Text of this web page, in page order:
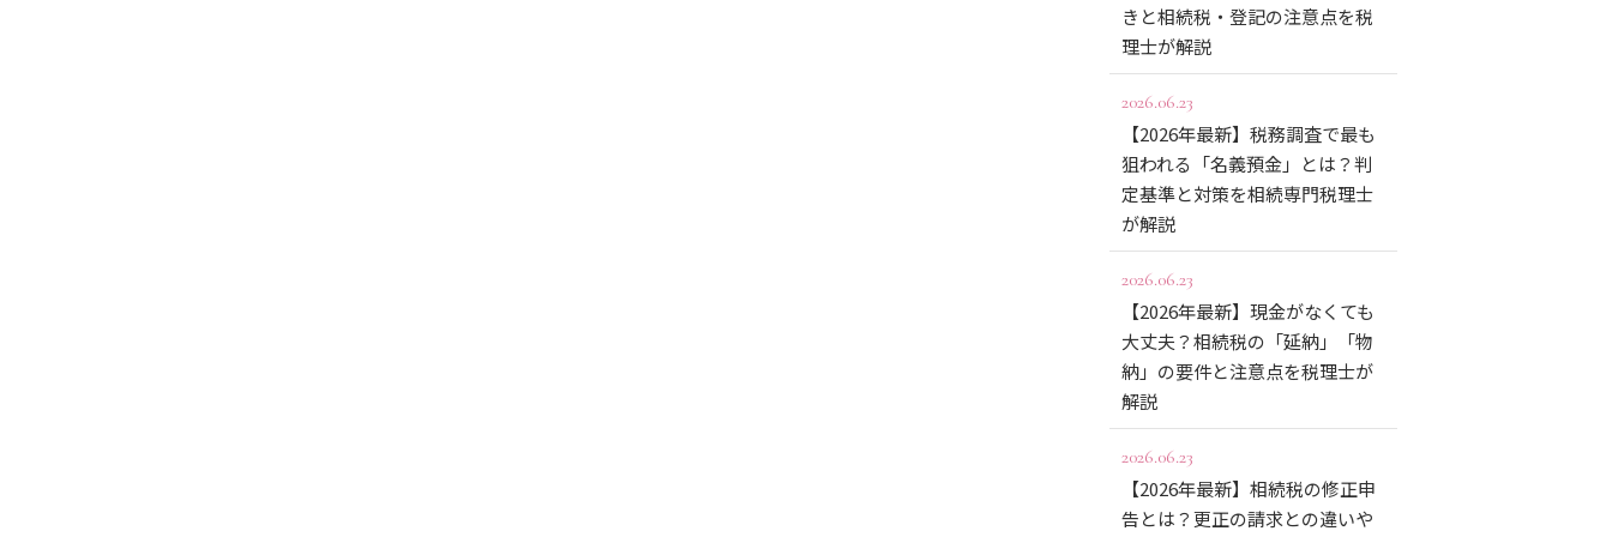
きと相続税・登記の注意点を税
理士が解説
2026.06.23
【2026年最新】税務調査で最も
狙われる「名義預金」とは？判
定基準と対策を相続専門税理士
が解説
2026.06.23
【2026年最新】現金がなくても
大丈夫？相続税の「延納」「物
納」の要件と注意点を税理士が
解説
2026.06.23
【2026年最新】相続税の修正申
告とは？更正の請求との違いや